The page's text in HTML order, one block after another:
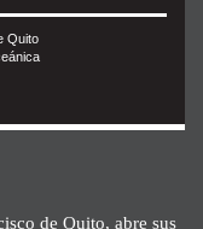
Quito
de Quito, abre sus